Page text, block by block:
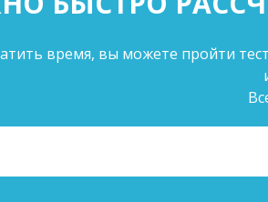
время, вы можете пройти